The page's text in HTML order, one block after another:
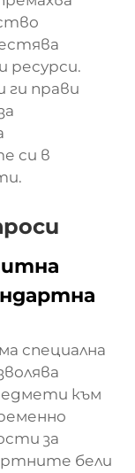
ресурси.
ги прави
си в
специална
към
за
бели